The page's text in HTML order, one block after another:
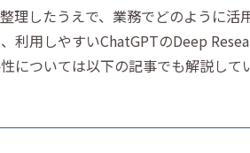
理したうえで、業務でどのように活
利用しやすいChatGPTのDeep
については以下の記事でも解説して